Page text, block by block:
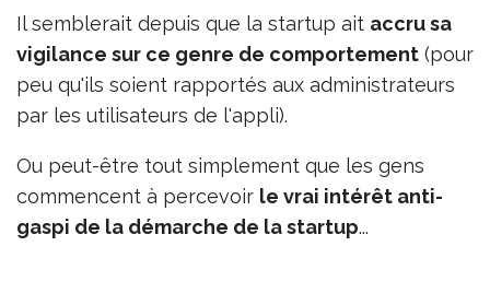
Il semblerait depuis que la startup ait accru sa
vigilance sur ce genre de comportement (pour
peu qu'ils soient rapportés aux administrateurs
par les utilisateurs de l'appli).
Ou peut-être tout simplement que les gens
commencent à percevoir le vrai intérêt anti-
gaspi de la démarche de la startup...